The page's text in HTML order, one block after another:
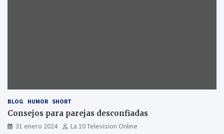
BLOG HUMOR SHORT
Consejos para parejas desconfiadas
31 enero 2024 La 10 Television Online